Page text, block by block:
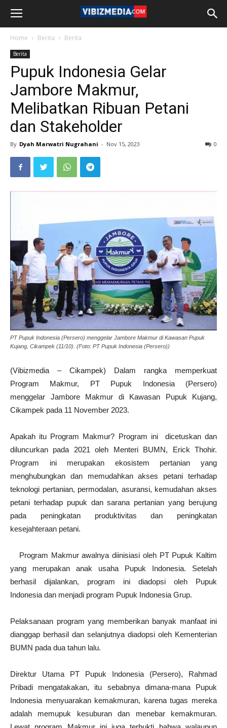
Home Berita Berita
Berita
Pupuk Indonesia Gelar
Jambore Makmur,
Melibatkan Ribuan Petani
dan Stakeholder
By Dyah Marwatri Nugrahani - Nov 15, 2023 0
PT Pupuk Indonesia (Persero) menggelar Jambore Makmur di Kawasan Pupuk
Kujang, Cikampek (11/10). (Foto: PT Pupuk Indonesia (Persero))
(Vibizmedia – Cikampek) Dalam rangka memperkuat
Program Makmur, PT Pupuk Indonesia (Persero)
menggelar Jambore Makmur di Kawasan Pupuk Kujang,
Cikampek pada 11 November 2023.
Apakah itu Program Makmur? Program ini dicetuskan dan
diluncurkan pada 2021 oleh Menteri BUMN, Erick Thohir.
Program ini merupakan ekosistem pertanian yang
menghubungkan dan memudahkan akses petani terhadap
teknologi pertanian, permodalan, asuransi, kemudahan akses
petani terhadap pupuk dan sarana pertanian yang berujung
pada peningkatan produktivitas dan peningkatan
kesejahteraan petani.
Program Makmur awalnya diinisiasi oleh PT Pupuk Kaltim
yang merupakan anak usaha Pupuk Indonesia. Setelah
berhasil dijalankan, program ini diadopsi oleh Pupuk
Indonesia dan menjadi program Pupuk Indonesia Grup.
Pelaksanaan program yang memberikan banyak manfaat ini
dianggap berhasil dan selanjutnya diadopsi oleh Kementerian
BUMN pada dua tahun lalu.
Direktur Utama PT Pupuk Indonesia (Persero), Rahmad
Pribadi mengatakakan, itu sebabnya dimana-mana Pupuk
Indonesia menyuarakan kemakmuran, karena tugas mereka
adalah memupuk kesuburan dan menebar kemakmuran.